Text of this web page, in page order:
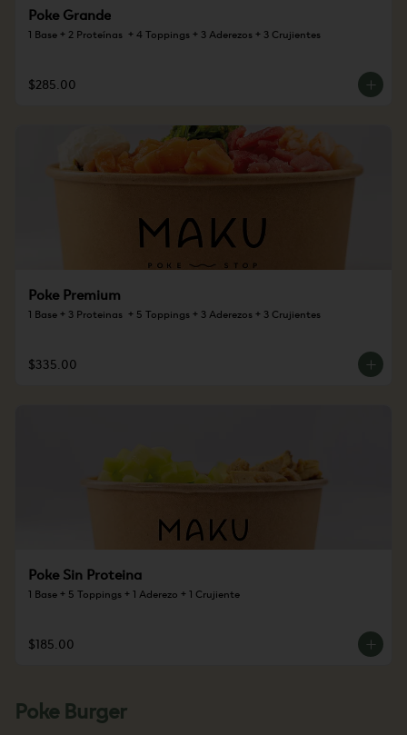
Poke Grande
1 Base + 2 Proteínas  + 4 Toppings + 3 Aderezos + 3 Crujientes
$285.00
Poke Premium
1 Base + 3 Proteinas  + 5 Toppings + 3 Aderezos + 3 Crujientes
$335.00
Poke Sin Proteina
1 Base + 5 Toppings + 1 Aderezo + 1 Crujiente
$185.00
Poke Burger